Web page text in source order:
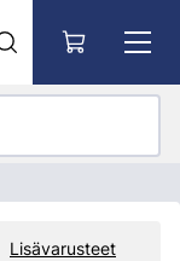
Lisävarusteet